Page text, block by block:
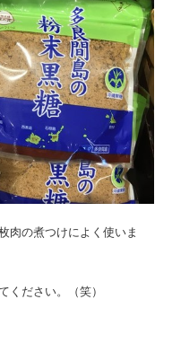
肉の煮つけによく使いま
ください。（笑）